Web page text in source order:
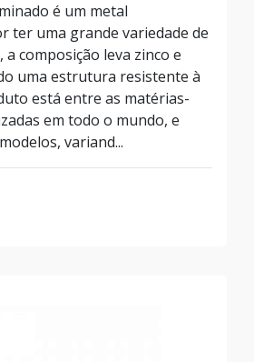
é um metal
ter uma grande variedade de
a composição leva zinco e
uma estrutura resistente à
está entre as matérias-
em todo o mundo, e
variand...